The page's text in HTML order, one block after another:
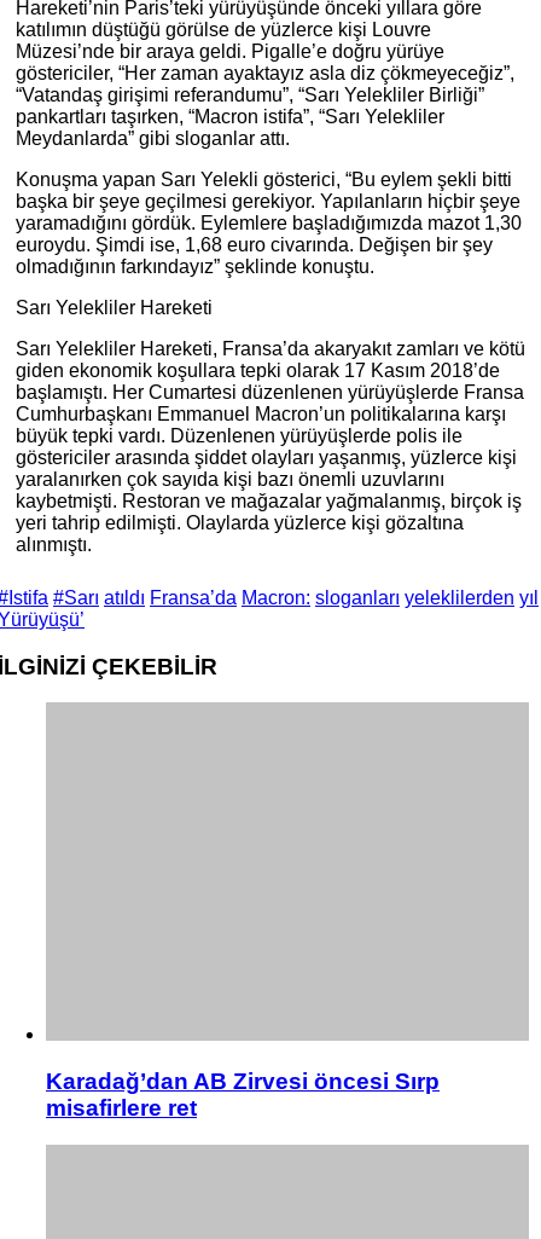
Hareketi’nin Paris’teki yürüyüşünde önceki yıllara göre
katılımın düştüğü görülse de yüzlerce kişi Louvre
Müzesi’nde bir araya geldi. Pigalle’e doğru yürüye
göstericiler, “Her zaman ayaktayız asla diz çökmeyeceğiz”,
“Vatandaş girişimi referandumu”, “Sarı Yelekliler Birliği”
pankartları taşırken, “Macron istifa”, “Sarı Yelekliler
Meydanlarda” gibi sloganlar attı.
Konuşma yapan Sarı Yelekli gösterici, “Bu eylem şekli bitti
başka bir şeye geçilmesi gerekiyor. Yapılanların hiçbir şeye
yaramadığını gördük. Eylemlere başladığımızda mazot 1,30
euroydu. Şimdi ise, 1,68 euro civarında. Değişen bir şey
olmadığının farkındayız” şeklinde konuştu.
Sarı Yelekliler Hareketi
Sarı Yelekliler Hareketi, Fransa’da akaryakıt zamları ve kötü
giden ekonomik koşullara tepki olarak 17 Kasım 2018’de
başlamıştı. Her Cumartesi düzenlenen yürüyüşlerde Fransa
Cumhurbaşkanı Emmanuel Macron’un politikalarına karşı
büyük tepki vardı. Düzenlenen yürüyüşlerde polis ile
göstericiler arasında şiddet olayları yaşanmış, yüzlerce kişi
yaralanırken çok sayıda kişi bazı önemli uzuvlarını
kaybetmişti. Restoran ve mağazalar yağmalanmış, birçok iş
yeri tahrip edilmişti. Olaylarda yüzlerce kişi gözaltına
alınmıştı.
#Sarı atıldı Fransa’da Macron: sloganları yeleklilerden yıl
ÇEKEBİLİR
Karadağ’dan AB Zirvesi öncesi Sırp
misafirlere ret